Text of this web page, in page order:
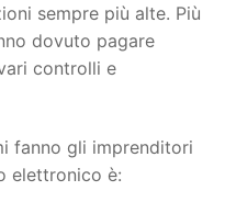
sempre più alte. Più
dovuto pagare
controlli e
fanno gli imprenditori
elettronico è: